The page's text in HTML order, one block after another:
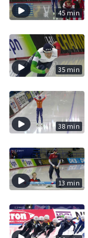
45 min
35 min
38 min
13 min